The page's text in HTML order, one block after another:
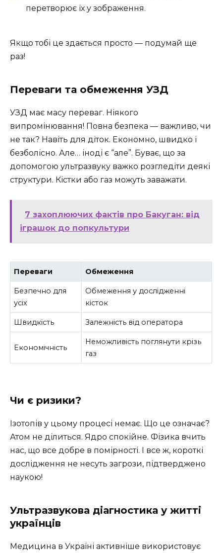
перетворює їх у зображення.
Якщо тобі це здається просто — подумай ще
раз!
Переваги та обмеження УЗД
УЗД має масу переваг. Ніякого
випромінювання! Повна безпека — важливо, чи
не так? Навіть для діток. Економно, швидко і
безболісно. Але… іноді є “але”. Буває, що за
допомогою ультразвуку важко розгледіти деякі
структури. Кістки або газ можуть заважати.
7 захоплюючих фактів про Бакуган: від
іграшок до попкультури
Переваги Обмеження
Безпечно для
усіх
Обмеження у дослідженні
кісток
Швидкість Залежність від оператора
Економічність
Неможливість поглянути крізь
газ
Чи є ризики?
Ізотопів у цьому процесі немає. Що це означає?
Атом не ділиться. Ядро спокійне. Фізика вчить
нас, що все добре в помірності. І все ж, короткі
дослідження не несуть загрози, підтверджено
наукою!
Ультразвукова діагностика у житті
українців
Медицина в Україні активніше використовує